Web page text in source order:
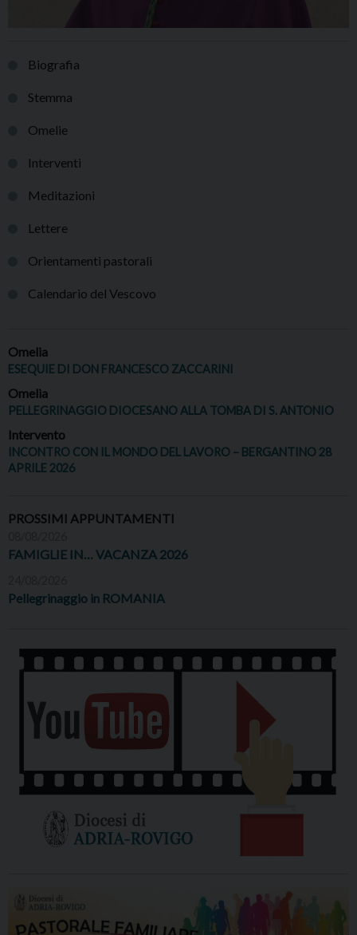
Biografia
Stemma
Omelie
Interventi
Meditazioni
Lettere
Orientamenti pastorali
Calendario del Vescovo
Omelia
ESEQUIE DI DON FRANCESCO ZACCARINI
Omelia
PELLEGRINAGGIO DIOCESANO ALLA TOMBA DI S. ANTONIO
Intervento
INCONTRO CON IL MONDO DEL LAVORO – BERGANTINO 28
APRILE 2026
PROSSIMI APPUNTAMENTI
FAMIGLIE IN… VACANZA 2026
Pellegrinaggio in ROMANIA